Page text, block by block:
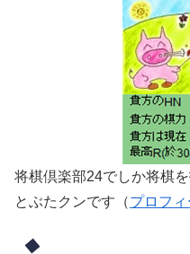
将棋倶楽部24でしか将棋
とぶたクンです（プロフ